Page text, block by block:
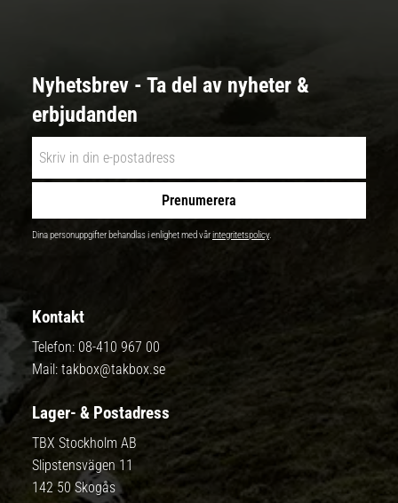
Nyhetsbrev - Ta del av nyheter &
erbjudanden
Prenumerera
Dina personuppgifter behandlas i enlighet med vårintegritetspolicy.
Kontakt
Telefon: 08-410 967 00
Mail: takbox@takbox.se
Lager- & Postadress
TBX Stockholm AB
Slipstensvägen 11
142 50 Skogås